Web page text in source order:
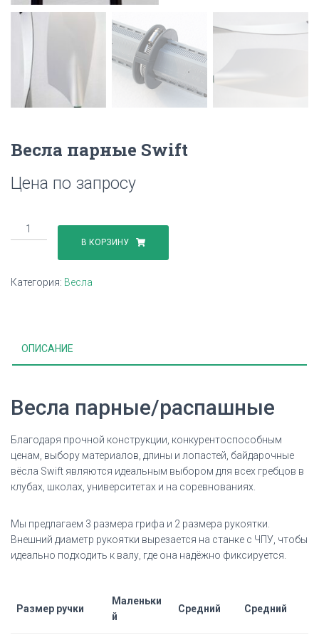
Весла парные Swift
Цена по запросу
Количество
товара
Swift
В КОРЗИНУ
Категория: Весла
ОПИСАНИЕ
Весла парные/распашные
Благодаря прочной конструкции, конкурентоспособным
ценам, выбору материалов, длины и лопастей, байдарочные
вёсла Swift являются идеальным выбором для всех гребцов в
клубах, школах, университетах и на соревнованиях.
Мы предлагаем 3 размера грифа и 2 размера рукоятки.
Внешний диаметр рукоятки вырезается на станке с ЧПУ, чтобы
идеально подходить к валу, где она надёжно фиксируется.
Размер ручки
Маленьки
й
Средний Средний